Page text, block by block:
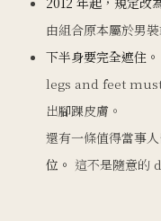
由組合原本屬於男
下半身要完全遮住。
legs and feet
出腳踝皮膚。
還有一條值得當事人
位。 這不是隨意的